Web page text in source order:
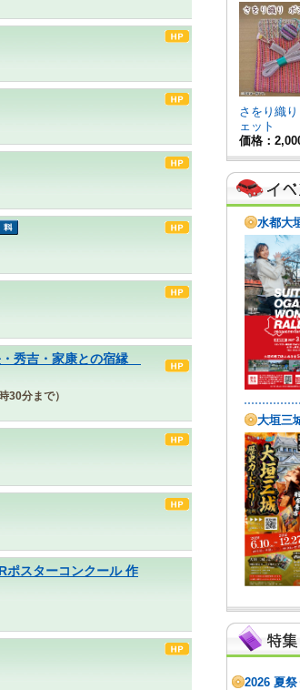
秀吉・家康との宿縁
30分まで）
ポスターコンクール 作